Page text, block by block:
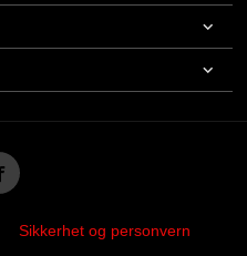
Sikkerhet og personvern